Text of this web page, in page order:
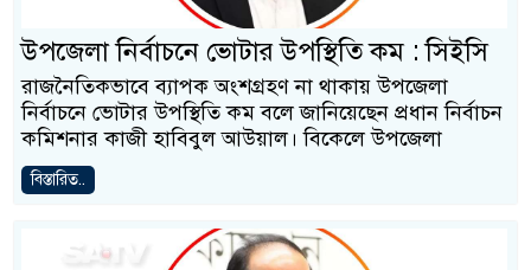
উপজেলা নির্বাচনে ভোটার উপস্থিতি কম : সিইসি
রাজনৈতিকভাবে ব্যাপক অংশগ্রহণ না থাকায় উপজেলা
নির্বাচনে ভোটার উপস্থিতি কম বলে জানিয়েছেন প্রধান নির্বাচন
কমিশনার কাজী হাবিবুল আউয়াল। বিকেলে উপজেলা
বিস্তারিত..